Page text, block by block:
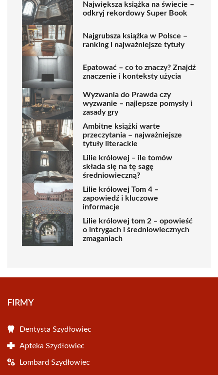
Największa książka na świecie –
odkryj rekordowy Super Book
Najgrubsza książka w Polsce –
ranking i najważniejsze tytuły
Epatować – co to znaczy? Znajdź
znaczenie i konteksty użycia
Wyzwania do Prawda czy
wyzwanie – najlepsze pomysły i
zasady gry
Ambitne książki warte
przeczytania – najważniejsze
tytuły literackie
Lilie królowej – ile tomów
składa się na tę sagę
średniowieczną?
Lilie królowej Tom 4 –
zapowiedź i kluczowe
informacje
Lilie królowej tom 2 – opowieść
o intrygach i średniowiecznych
zmaganiach
FIRMY
Dentysta Szydłowiec
Apteka Szydłowiec
Lombard Szydłowiec